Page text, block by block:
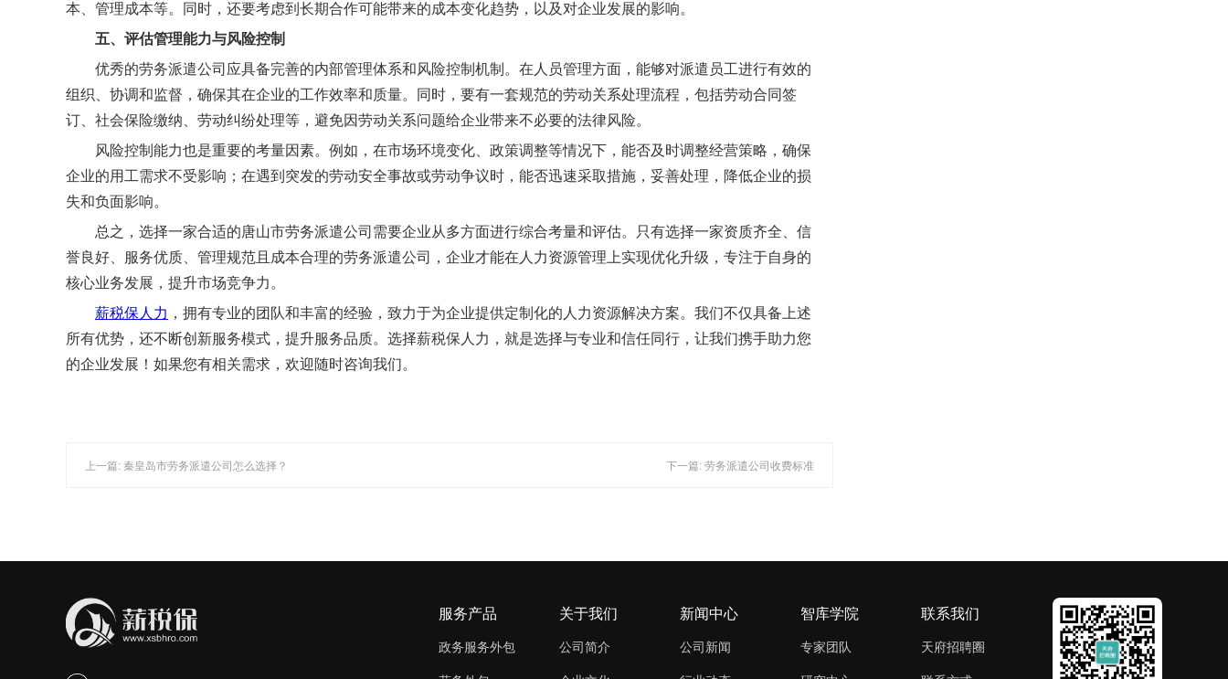
本、管理成本等。同时，还要考虑到长期合作可能带来的成本变化趋势，以及对企业发展的影响。
五、评估管理能力与风险控制
优秀的劳务派遣公司应具备完善的内部管理体系和风险控制机制。在人员管理方面，能够对派遣员工进行有效的
组织、协调和监督，确保其在企业的工作效率和质量。同时，要有一套规范的劳动关系处理流程，包括劳动合同签
订、社会保险缴纳、劳动纠纷处理等，避免因劳动关系问题给企业带来不必要的法律风险。
风险控制能力也是重要的考量因素。例如，在市场环境变化、政策调整等情况下，能否及时调整经营策略，确保
企业的用工需求不受影响；在遇到突发的劳动安全事故或劳动争议时，能否迅速采取措施，妥善处理，降低企业的损
失和负面影响。
总之，选择一家合适的唐山市劳务派遣公司需要企业从多方面进行综合考量和评估。只有选择一家资质齐全、信
誉良好、服务优质、管理规范且成本合理的劳务派遣公司，企业才能在人力资源管理上实现优化升级，专注于自身的
核心业务发展，提升市场竞争力。
薪税保人力 ，拥有专业的团队和丰富的经验，致力于为企业提供定制化的人力资源解决方案。我们不仅具备上述
所有优势，还不断创新服务模式，提升服务品质。选择薪税保人力，就是选择与专业和信任同行，让我们携手助力您
的企业发展！如果您有相关需求，欢迎随时咨询我们。
上一篇: 秦皇岛市劳务派遣公司怎么选择？ 下一篇: 劳务派遣公司收费标准
服务产品
政务服务外包
关于我们
公司简介
新闻中心
公司新闻
智库学院
专家团队
联系我们
天府招聘圈